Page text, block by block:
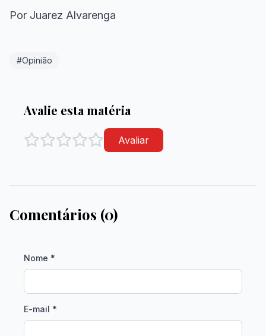
Por Juarez Alvarenga
#Opinião
Avalie esta matéria
Avaliar
Comentários (0)
Nome *
E-mail *